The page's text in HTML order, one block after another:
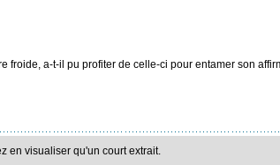
froide, a-t-il pu profiter de celle-ci pour entamer son
en visualiser qu'un court extrait.